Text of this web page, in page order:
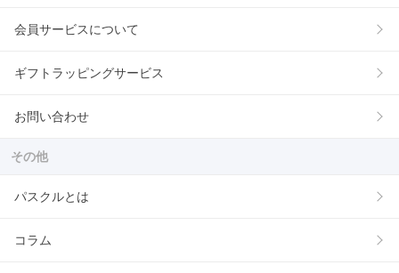
会員サービスについて
ギフトラッピングサービス
お問い合わせ
その他
パスクルとは
コラム